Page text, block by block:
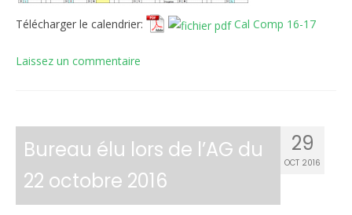
Télécharger le calendrier: Cal Comp 16-17
Laissez un commentaire
29
OCT 2016
Bureau élu lors de l’AG du
22 octobre 2016